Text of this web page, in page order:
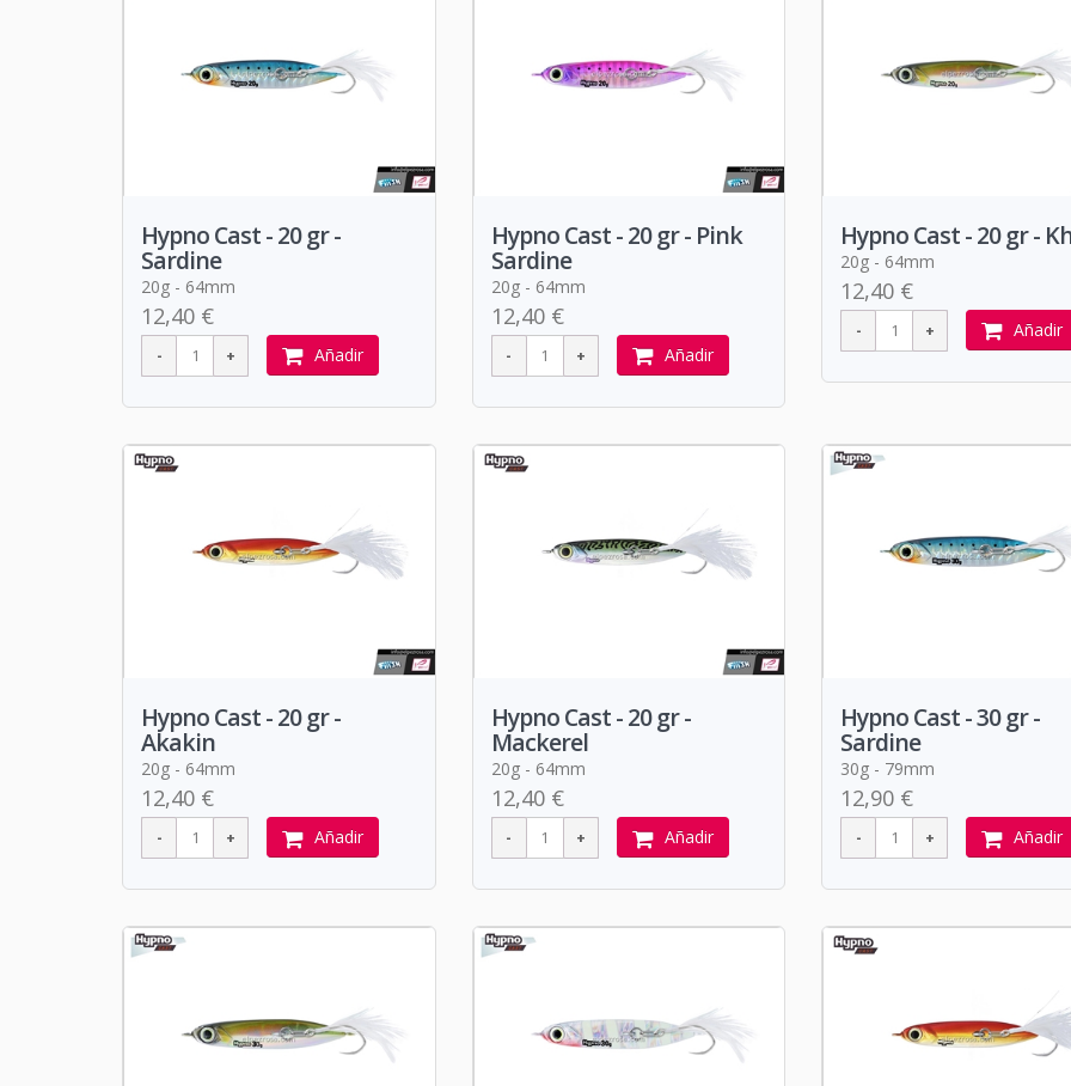
Hypno Cast - 20 gr -
Sardine
20g - 64mm
12,40 €
Añadir
Hypno Cast - 20 gr - Pink
Sardine
20g - 64mm
12,40 €
Añadir
Hypno Cast - 20 gr -
20g - 64mm
12,40 €
Añadir
Hypno Cast - 20 gr -
Akakin
20g - 64mm
12,40 €
Añadir
Hypno Cast - 20 gr -
Mackerel
20g - 64mm
12,40 €
Añadir
Hypno Cast - 30 gr -
Sardine
30g - 79mm
12,90 €
Añadir